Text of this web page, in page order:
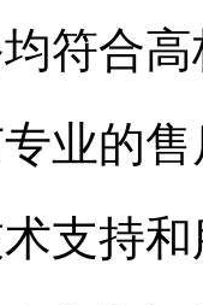
符合
业的
支持